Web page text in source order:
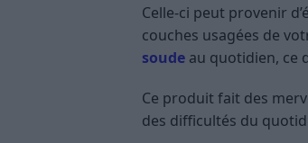
Celle-ci peut provenir
couches usagées de
soude au quotidien, ce
Ce produit fait des
des difficultés du